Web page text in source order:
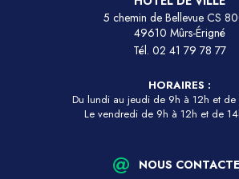
5 chemin de Bellevue CS
49610 Mûrs-Érigné
Tél. 02 41 79 78 77
HORAIRES :
Du lundi au jeudi de 9h à 12h et de
Le vendredi de 9h à 12h et de
NOUS